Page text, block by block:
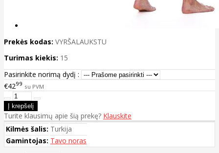
Prekės kodas: VYRŠALAUKSTU
Turimas kiekis: 15
Pasirinkite norimą dydį :
€4299 su PVM
Turite klausimų apie šią prekę? Klauskite
Kilmės šalis: Turkija
Gamintojas: Tavo noras